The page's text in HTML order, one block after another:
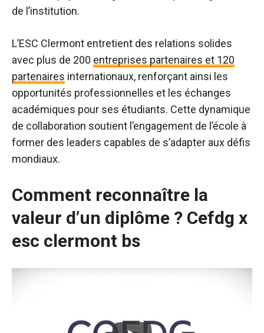
de l’institution.
L’ESC Clermont entretient des relations solides
avec plus de 200 entreprises partenaires et 120
partenaires internationaux, renforçant ainsi les
opportunités professionnelles et les échanges
académiques pour ses étudiants. Cette dynamique
de collaboration soutient l’engagement de l’école à
former des leaders capables de s’adapter aux défis
mondiaux.
Comment reconnaître la
valeur d’un diplôme ? Cefdg x
esc clermont bs